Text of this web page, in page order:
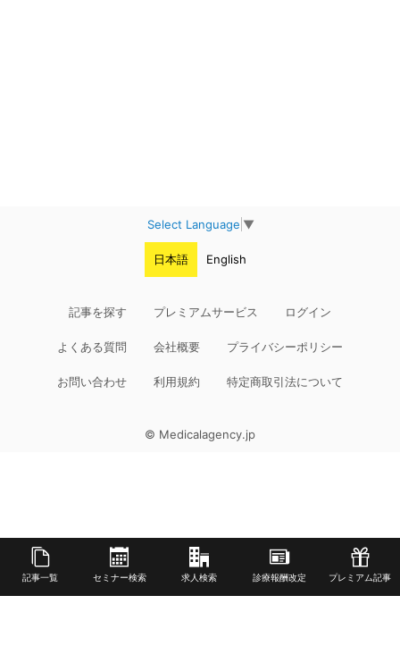
記事一覧 セミナー検索 求人検索 診療報酬改定 プレミアム記事
Select Language ▼
日本語 English
記事を探す プレミアムサービス ログイン
よくある質問 会社概要 プライバシーポリシー
お問い合わせ 利用規約 特定商取引法について
© Medicalagency.jp